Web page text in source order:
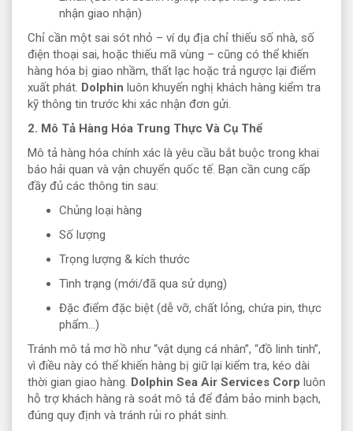
nhận giao nhận)
Chỉ cần một sai sót nhỏ – ví dụ địa chỉ thiếu số nhà, số
điện thoại sai, hoặc thiếu mã vùng – cũng có thể khiến
hàng hóa bị giao nhầm, thất lạc hoặc trả ngược lại điểm
xuất phát. Dolphin luôn khuyến nghị khách hàng kiểm tra
kỹ thông tin trước khi xác nhận đơn gửi.
2. Mô Tả Hàng Hóa Trung Thực Và Cụ Thể
Mô tả hàng hóa chính xác là yêu cầu bắt buộc trong khai
báo hải quan và vận chuyển quốc tế. Bạn cần cung cấp
đầy đủ các thông tin sau:
Chủng loại hàng
Số lượng
Trọng lượng & kích thước
Tình trạng (mới/đã qua sử dụng)
Đặc điểm đặc biệt (dễ vỡ, chất lỏng, chứa pin, thực
phẩm…)
Tránh mô tả mơ hồ như “vật dụng cá nhân”, “đồ linh tinh”,
vì điều này có thể khiến hàng bị giữ lại kiểm tra, kéo dài
thời gian giao hàng. Dolphin Sea Air Services Corp luôn
hỗ trợ khách hàng rà soát mô tả để đảm bảo minh bạch,
đúng quy định và tránh rủi ro phát sinh.